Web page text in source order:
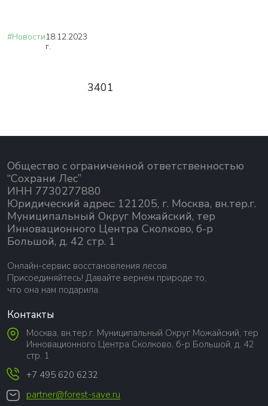
#Новости18.12.2023
г.
3401
Общество с ограниченной ответственностью
“Сохрани Лес”
ИНН 7730277880
Юридический адрес: 121205, г. Москва, вн.тер.г.
Муниципальный Округ Можайский, тер
Инновационного Центра Сколково, б-р
Большой, д. 42 стр. 1
Онлайн-сервис восстановления лесов.
Присоединяйтесь! Давайте вернем природе то,
что она нам подарила.
Контакты
Москва, вн.тер.г. Муниципальный Округ Можайский, тер
Инновационного Центра Сколково, б-р Большой, д. 42
стр. 1
+7 495 620 6232
partner@forest-save.ru